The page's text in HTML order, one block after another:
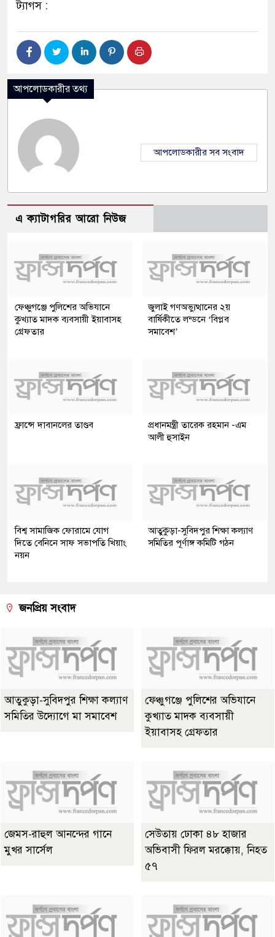
ট্যাগস :
আপলোডকারীর তথ্য
আপলোডকারীর সব সংবাদ
এ ক্যাটাগরির আরো নিউজ
ফেঞ্চুগঞ্জে পুলিশের অভিযানে
কুখ্যাত মাদক ব্যবসায়ী ইয়াবাসহ
গ্রেফতার
জুলাই গণঅভ্যুত্থানের ২য়
বার্ষিকীতে লন্ডনে ‘বিপ্লব
সমাবেশ’
ফ্রান্সে দাবানলের তাণ্ডব
প্রধানমন্ত্রী তারেক রহমান -এম
আলী হুসাইন
বিশ্ব সামাজিক ফোরামে যোগ
দিতে বেনিনে সাফ সভাপতি খিয়াং
নয়ন
আতুকুড়া-সুবিদপুর শিক্ষা কল্যাণ
সমিতির পূর্ণাঙ্গ কমিটি গঠন
জনপ্রিয় সংবাদ
আতুকুড়া-সুবিদপুর শিক্ষা কল্যাণ
সমিতির উদ্যোগে মা সমাবেশ
ফেঞ্চুগঞ্জে পুলিশের অভিযানে
কুখ্যাত মাদক ব্যবসায়ী
ইয়াবাসহ গ্রেফতার
জেমস-রাহুল আনন্দের গানে
মুখর সার্সেল
সেউতায় ঢোকা ৪৮ হাজার
অভিবাসী ফিরল মরক্কোয়, নিহত
৫৭